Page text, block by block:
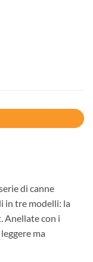
di canne
in tre modelli: la
Anellate con i
ma